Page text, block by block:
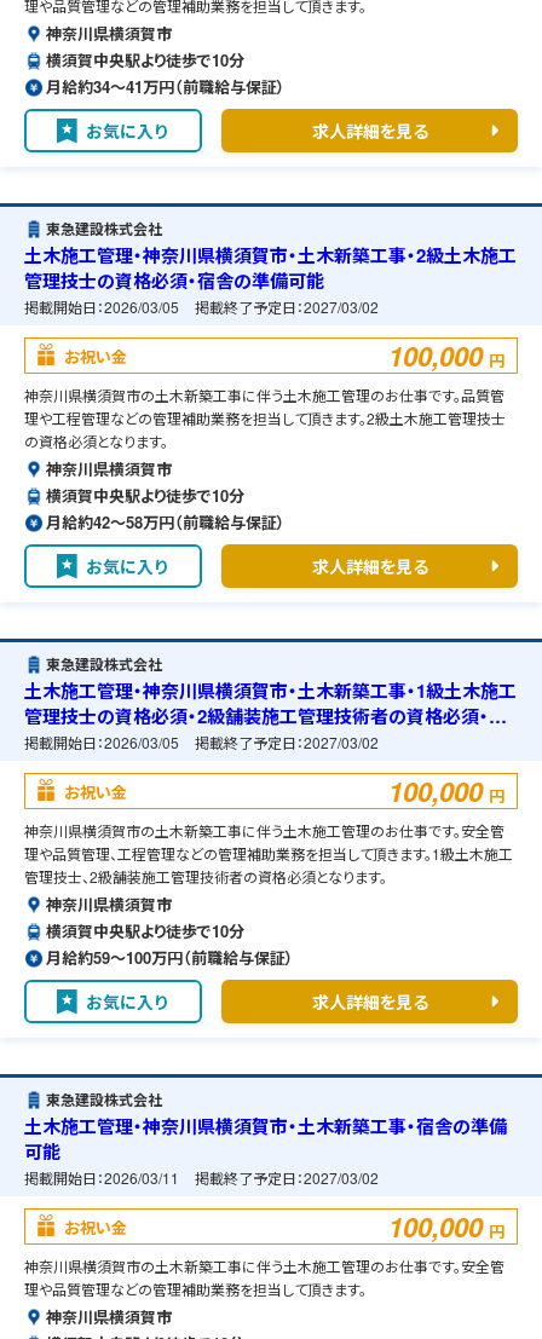
理や品質管理などの管理補助業務を担当して頂きます。
神奈川県横須賀市
横須賀中央駅より徒歩で10分
月給約34〜41万円（前職給与保証）
お気に入り 求人詳細を見る
東急建設株式会社
土木施工管理・神奈川県横須賀市・土木新築工事・2級土木施工
管理技士の資格必須・宿舎の準備可能
掲載開始日：2026/03/05 掲載終了予定日：2027/03/02
お祝い金 100,000 円
神奈川県横須賀市の土木新築工事に伴う土木施工管理のお仕事です。品質管
理や工程管理などの管理補助業務を担当して頂きます。2級土木施工管理技士
の資格必須となります。
神奈川県横須賀市
横須賀中央駅より徒歩で10分
月給約42〜58万円（前職給与保証）
お気に入り 求人詳細を見る
東急建設株式会社
土木施工管理・神奈川県横須賀市・土木新築工事・1級土木施工
管理技士の資格必須・2級舗装施工管理技術者の資格必須・宿
舎の準備可能
掲載開始日：2026/03/05 掲載終了予定日：2027/03/02
お祝い金 100,000 円
神奈川県横須賀市の土木新築工事に伴う土木施工管理のお仕事です。安全管
理や品質管理、工程管理などの管理補助業務を担当して頂きます。1級土木施工
管理技士、2級舗装施工管理技術者の資格必須となります。
神奈川県横須賀市
横須賀中央駅より徒歩で10分
月給約59〜100万円（前職給与保証）
お気に入り 求人詳細を見る
東急建設株式会社
土木施工管理・神奈川県横須賀市・土木新築工事・宿舎の準備
可能
掲載開始日：2026/03/11 掲載終了予定日：2027/03/02
お祝い金 100,000 円
神奈川県横須賀市の土木新築工事に伴う土木施工管理のお仕事です。安全管
理や品質管理などの管理補助業務を担当して頂きます。
神奈川県横須賀市